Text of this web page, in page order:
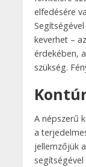
elfedésére
keverhet –
érdekében,
szükség.
A népszerű
a
jellemzőjük